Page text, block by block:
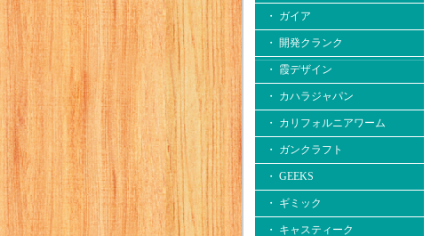
・ ガイア
・ 開発クランク
・ 霞デザイン
・ カハラジャパン
・ カリフォルニアワーム
・ ガンクラフト
・ GEEKS
・ ギミック
・ キャスティーク